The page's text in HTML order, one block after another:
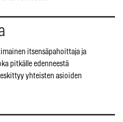
itsensäpahoittaja ja
pitkälle edenneestä
yhteisten asioiden